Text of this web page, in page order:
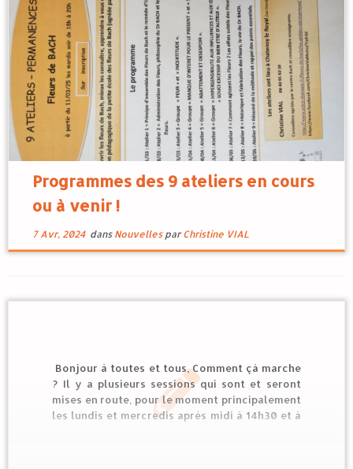
Programmes des 9 ateliers en cours
ou à venir !
7 Avr, 2024dans Nouvelles parChristine VIAL
Bonjour à toutes et tous, Comment çà marche
? Il y a plusieurs sessions qui sont et seront
mises en route, pour le moment principalement
les lundis et mercredis après midi à 14h30 et à